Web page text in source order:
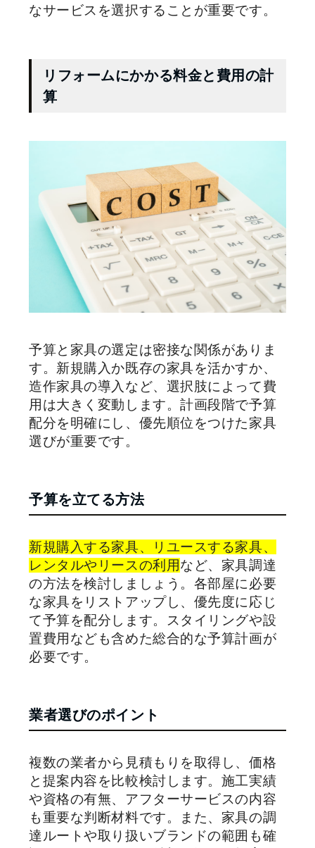
なサービスを選択することが重要です。
リフォームにかかる料金と費用の計
算
予算と家具の選定は密接な関係がありま
す。新規購入か既存の家具を活かすか、
造作家具の導入など、選択肢によって費
用は大きく変動します。計画段階で予算
配分を明確にし、優先順位をつけた家具
選びが重要です。
予算を立てる方法
新規購入する家具、リユースする家具、
レンタルやリースの利用など、家具調達
の方法を検討しましょう。各部屋に必要
な家具をリストアップし、優先度に応じ
て予算を配分します。スタイリングや設
置費用なども含めた総合的な予算計画が
必要です。
業者選びのポイント
複数の業者から見積もりを取得し、価格
と提案内容を比較検討します。施工実績
や資格の有無、アフターサービスの内容
も重要な判断材料です。また、家具の調
達ルートや取り扱いブランドの範囲も確